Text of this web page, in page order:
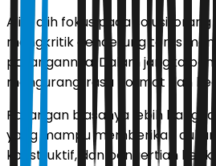
Alih-alih fokus pada solusi,
mengkritik cenderung terus
pasangannya. Dalam jangka
mengurangi rasa hormat dan
Pasangan biasanya lebih
yang mampu memberikan
konstruktif, dan pengertian